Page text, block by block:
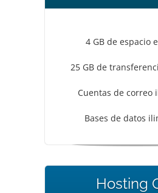
4 GB de espacio
25 GB de
Cuentas de correo
Bases de datos
Hosting